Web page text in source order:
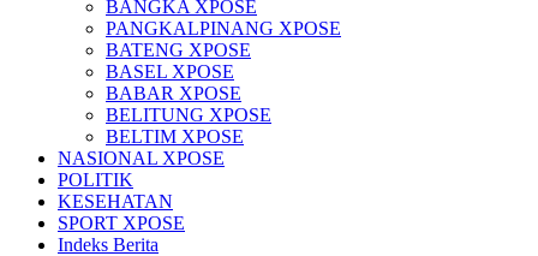
BANGKA XPOSE
PANGKALPINANG XPOSE
BATENG XPOSE
BASEL XPOSE
BABAR XPOSE
BELITUNG XPOSE
BELTIM XPOSE
NASIONAL XPOSE
POLITIK
KESEHATAN
SPORT XPOSE
Indeks Berita